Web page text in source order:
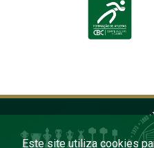
Este site utiliza cookies